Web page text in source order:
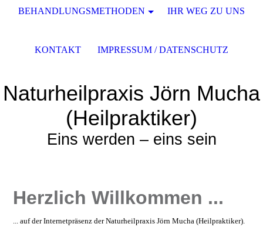
Naturheilpraxis Jörn Mucha
(Heilpraktiker)
Eins werden – eins sein
Herzlich Willkommen ...
... auf der Internetpräsenz der Naturheilpraxis Jörn Mucha (Heilpraktiker).
BEHANDLUNGSMETHODEN IHR WEG ZU UNS
KONTAKT IMPRESSUM / DATENSCHUTZ